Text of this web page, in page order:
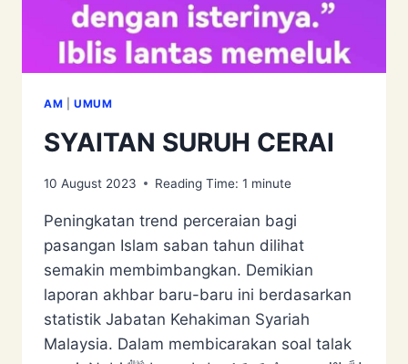
AM UMUM
SYAITAN SURUH CERAI
10 August 2023 Reading Time: 1 minute
Peningkatan trend perceraian bagi
pasangan Islam saban tahun dilihat
semakin membimbangkan. Demikian
laporan akhbar baru-baru ini berdasarkan
statistik Jabatan Kehakiman Syariah
Malaysia. Dalam membicarakan soal talak